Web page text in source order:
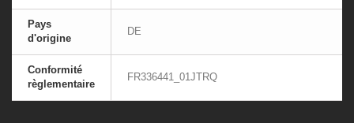
Pays
d'origine
DE
Conformité
règlementaire
FR336441_01JTRQ